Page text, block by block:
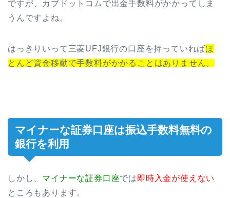
ですが、カブドットコムで出金手数料がかかってしま
うんですよね。
はっきりいって三菱UFJ銀行の口座を持っていればほ
とんど資金移動で手数料がかかることはありません。
マイナーな証券口座は振込手数料無料の
銀行を利用
しかし、 マイナーな証券口座では 即時入金が使えない
ところもあります。